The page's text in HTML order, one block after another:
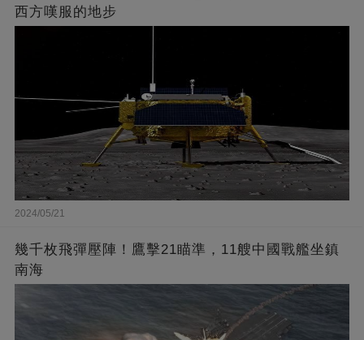
西方嘆服的地步
2024/05/21
幾千枚飛彈壓陣！鷹擊21瞄準，11艘中國戰艦坐鎮
南海